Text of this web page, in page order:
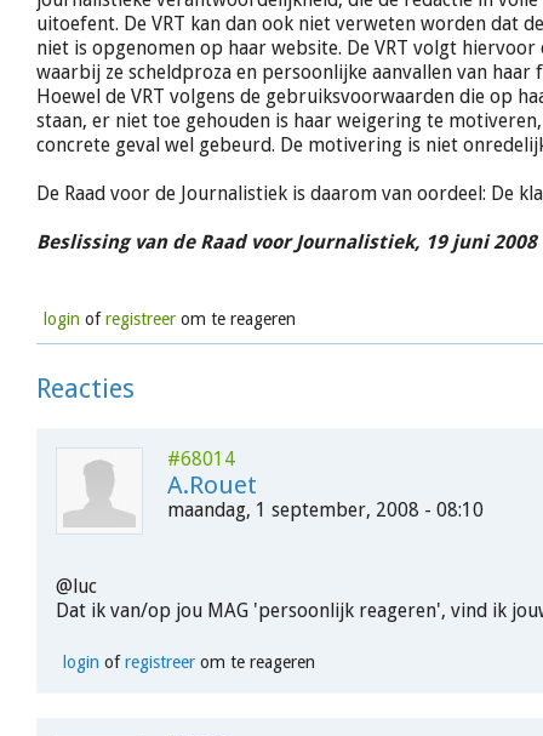
uitoefent. De VRT kan dan ook niet verweten worden dat
niet is opgenomen op haar website. De VRT volgt
waarbij ze scheldproza en persoonlijke aanvallen van haar
Hoewel de VRT volgens de gebruiksvoorwaarden die op
staan, er niet toe gehouden is haar weigering te
concrete geval wel gebeurd. De motivering is niet
De Raad voor de Journalistiek is daarom van oordeel: De
Beslissing van de Raad voor Journalistiek, 19 juni 2008
login ofregistreerom te reageren
Reacties
#68014
A.Rouet
maandag, 1 september, 2008 - 08:10
@luc
Dat ik van/op jou MAG 'persoonlijk reageren', vind ik
login ofregistreerom te reageren